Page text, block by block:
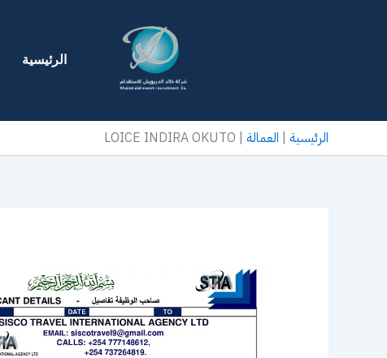
الرئيسية
الرئيسية | العمالة |
LOICE INDIRA OKUTO